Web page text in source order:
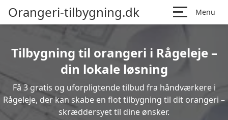
Orangeri-tilbygning.dk Menu
Tilbygning til orangeri i Rågeleje –
din lokale løsning
Få 3 gratis og uforpligtende tilbud fra håndværkere i
Rågeleje, der kan skabe en flot tilbygning til dit orangeri –
skræddersyet til dine ønsker.